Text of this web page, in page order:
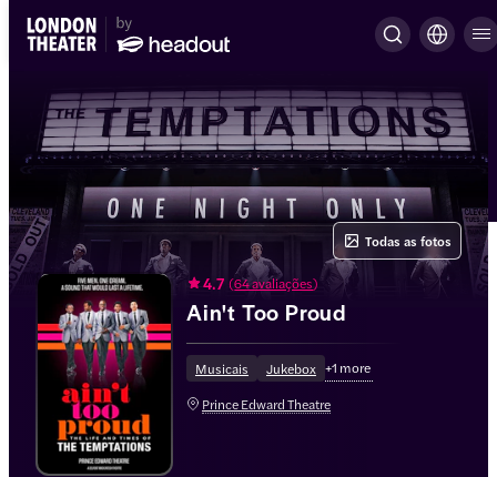
4.7 (64 avaliações)
Ain't Too Proud
Musicais Jukebox +1 more
Prince Edward Theatre
Todas as fotos